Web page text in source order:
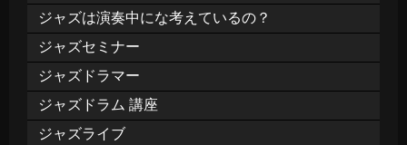
ジャズは演奏中にな考えているの？
ジャズセミナー
ジャズドラマー
ジャズドラム 講座
ジャズライブ